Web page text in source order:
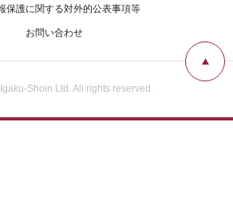
保護に関する対外的公表事項等
お問い合わせ
Shoin Ltd. All rights reserved.